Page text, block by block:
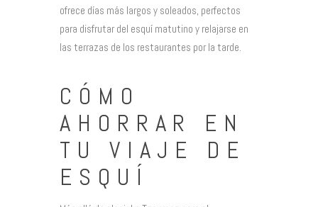
ofrece días más largos y soleados, perfectos
para disfrutar del esquí matutino y relajarse en
las terrazas de los restaurantes por la tarde.
CÓMO
AHORRAR EN
TU VIAJE DE
ESQUÍ